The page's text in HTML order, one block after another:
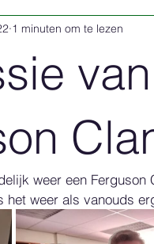
1 minuten om te lezen
weer een
het weer als vanouds